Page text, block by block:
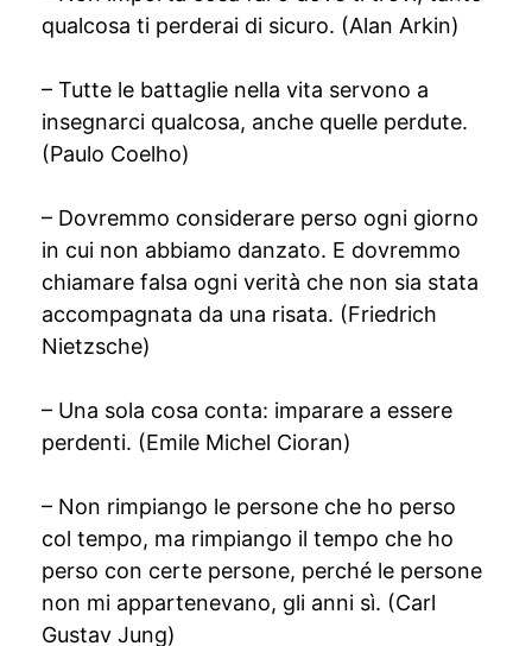
qualcosa ti perderai di sicuro. (Alan Arkin)
– Tutte le battaglie nella vita servono a
insegnarci qualcosa, anche quelle perdute.
(Paulo Coelho)
– Dovremmo considerare perso ogni giorno
in cui non abbiamo danzato. E dovremmo
chiamare falsa ogni verità che non sia stata
accompagnata da una risata. (Friedrich
Nietzsche)
– Una sola cosa conta: imparare a essere
perdenti. (Emile Michel Cioran)
– Non rimpiango le persone che ho perso
col tempo, ma rimpiango il tempo che ho
perso con certe persone, perché le persone
non mi appartenevano, gli anni sì. (Carl
Gustav Jung)